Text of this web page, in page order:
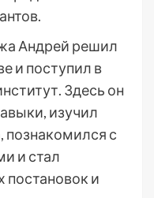
Андрей решил
и поступил в
Здесь он
изучил
познакомился с
и стал
постановок и